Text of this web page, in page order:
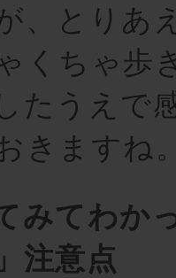
、とりあ
くちゃ歩
たうえで
きますね
みてわか
注意点